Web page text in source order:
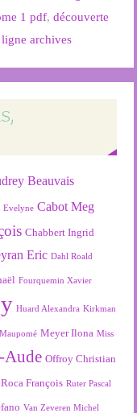
1 pdf,découverte
archives
Beauvais
Evelyne Cabot Meg
Chabbert Ingrid
Eric Dahl Roald
Fourquemin Xavier
Huard Alexandra Kirkman
Maupomé Meyer Ilona Miss
Offroy Christian
Roca François Ruter Pascal
Van Zeveren Michel